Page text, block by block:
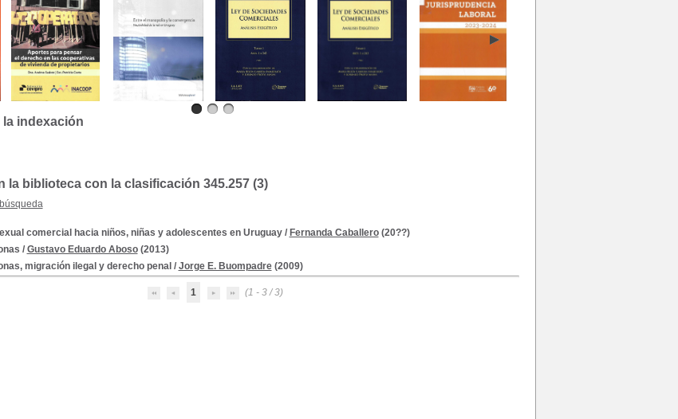
la indexación
la biblioteca con la clasificación 345.257 (3)
comercial hacia niños, niñas y adolescentes en Uruguay/ Fernanda Caballero(20??)
/ Gustavo Eduardo Aboso(2013)
migración ilegal y derecho penal / Jorge E. Buompadre(2009)
1 (1 - 3 / 3)